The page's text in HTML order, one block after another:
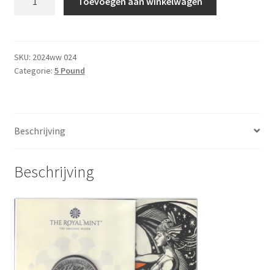
BU
aantal
SKU: 2024ww 024
Categorie: 5 Pound
Beschrijving
Beschrijving